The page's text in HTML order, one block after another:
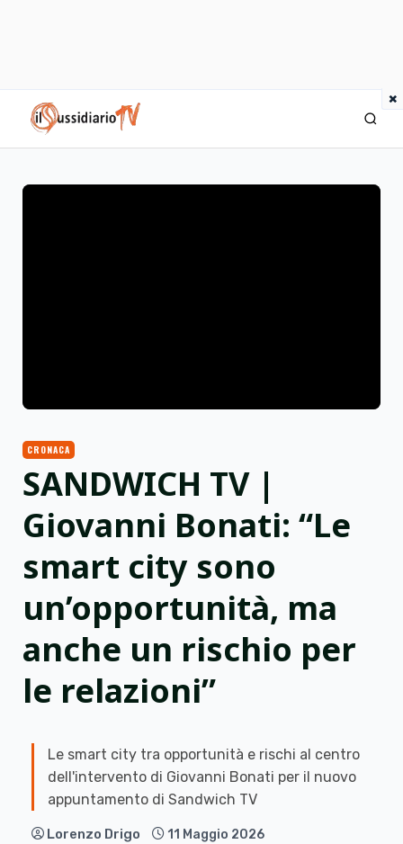
×
IlSussidiario TV
CRONACA
SANDWICH TV |
Giovanni Bonati: “Le
smart city sono
un’opportunità, ma
anche un rischio per
le relazioni”
Le smart city tra opportunità e rischi al centro
dell'intervento di Giovanni Bonati per il nuovo
appuntamento di Sandwich TV
Lorenzo Drigo 11 Maggio 2026